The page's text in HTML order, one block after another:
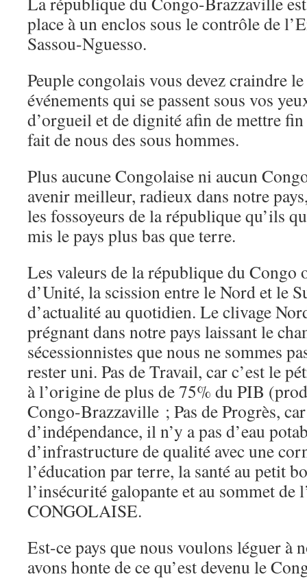
place à un enclos sous le contrôle de
Sassou-Nguesso.
Peuple congolais vous devez craindre
événements qui se passent sous vos
d’orgueil et de dignité afin de mettre
fait de nous des sous hommes.
Plus aucune Congolaise ni aucun
avenir meilleur, radieux dans notre
les fossoyeurs de la république qu’ils
mis le pays plus bas que terre.
Les valeurs de la république du Congo
d’Unité, la scission entre le Nord et le
d’actualité au quotidien. Le clivage
prégnant dans notre pays laissant le
sécessionnistes que nous ne sommes
rester uni. Pas de Travail, car c’est le
à l’origine de plus de 75% du PIB
Congo-Brazzaville ; Pas de Progrès,
d’indépendance, il n’y a pas d’eau
d’infrastructure de qualité avec une
l’éducation par terre, la santé au petit
l’insécurité galopante et au sommet
CONGOLAISE.
Est-ce pays que nous voulons léguer à
avons honte de ce qu’est devenu le